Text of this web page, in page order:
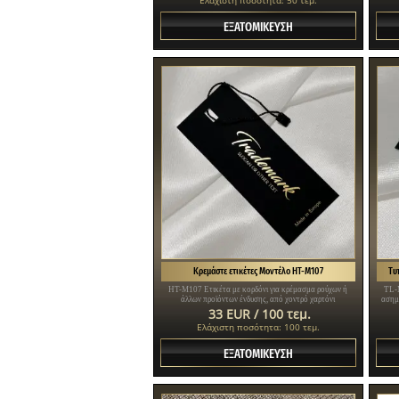
ΕΞΑΤΟΜΙΚΕΥΣΗ
Κρεμάστε ετικέτες Μοντέλο HT-M107
HT-M107 Ετικέτα με κορδόνι για κρέμασμα ρούχων ή
άλλων προϊόντων ένδυσης, από χοντρό χαρτόνι
πλαστικοποιημένο με φύλλο Soft Touch με χρυσή γραφή.
33 EUR / 100 τεμ.
Ελάχιστη ποσότητα: 100 τεμ.
ΕΞΑΤΟΜΙΚΕΥΣΗ
TL-